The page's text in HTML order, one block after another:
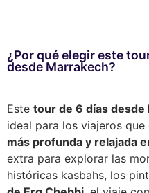
¿Por qué elegir este
desde Marrakech?
Este tour de 6 días
ideal para los viajeros que
más profunda y relajada
extra para explorar las
históricas kasbahs, los